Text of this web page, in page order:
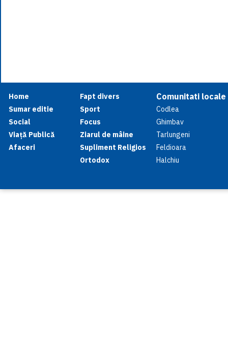
Home
Sumar editie
Social
Viață Publică
Afaceri
Fapt divers
Sport
Focus
Ziarul de mâine
Supliment Religios
Ortodox
Comunitati locale
Codlea
Ghimbav
Tarlungeni
Feldioara
Halchiu